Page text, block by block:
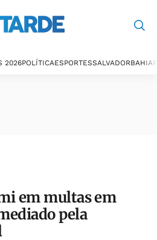
2026POLÍTICAESPORTESSALVADORBAHIA
em multas em
pela